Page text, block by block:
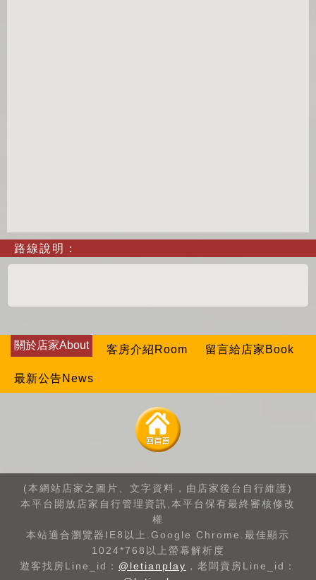
路線說明：
關於店家About 客房介紹Room 留言給店家Book
最新公告News
(本網站店家之圖片、文字資料，由店家後台自行維護)
本平台開放店家自行管理資訊,本平台保有最終審核修改
權
本站適合瀏覽器IE8以上.Google Chrome.最佳顯示
1024*768以上螢幕解析度
遊客找房Line_id： @letianplay ，老闆賣房Line_id：